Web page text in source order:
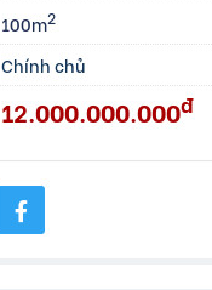
100m2
Chính chủ
12.000.000.000đ